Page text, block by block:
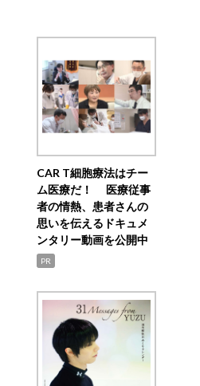
CAR T細胞療法はチー
ム医療だ！ 医療従事
者の情熱、患者さんの
思いを伝えるドキュメ
ンタリー動画を公開中
PR